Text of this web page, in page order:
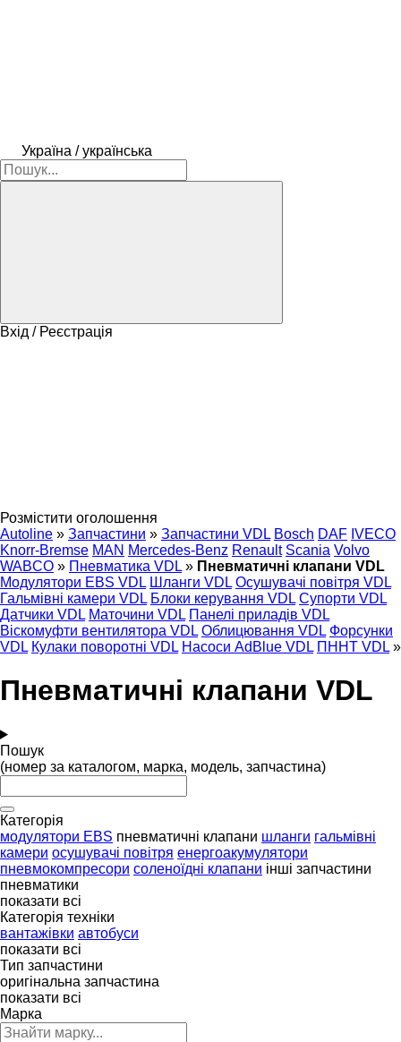
Україна / українська
Вхід / Реєстрація
Розмістити оголошення
Autoline » Запчастини » Запчастини VDL Bosch DAF IVECO
Knorr-Bremse MAN Mercedes-Benz Renault Scania Volvo
WABCO » Пневматика VDL » Пневматичні клапани VDL
Модулятори EBS VDL Шланги VDL Осушувачі повітря VDL
Гальмівні камери VDL Блоки керування VDL Супорти VDL
Датчики VDL Маточини VDL Панелі приладів VDL
Віскомуфти вентилятора VDL Облицювання VDL Форсунки
VDL Кулаки поворотні VDL Насоси AdBlue VDL ПННТ VDL »
Пневматичні клапани VDL
Пошук
(номер за каталогом, марка, модель, запчастина)
Категорія
модулятори EBS пневматичні клапани шланги гальмівні
камери осушувачі повітря енергоакумулятори
пневмокомпресори соленоїдні клапани інші запчастини
пневматики
показати всі
Категорія техніки
вантажівки автобуси
показати всі
Тип запчастини
оригінальна запчастина
показати всі
Марка